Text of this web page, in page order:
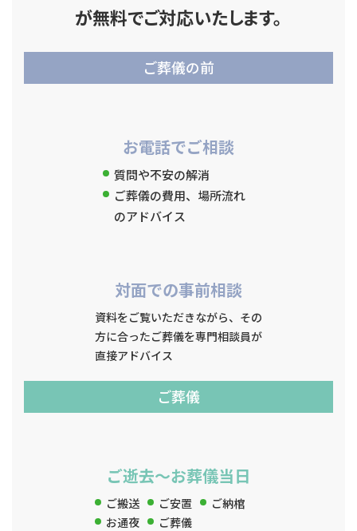
が無料でご対応いたします。
ご葬儀の前
お電話でご相談
質問や不安の解消
ご葬儀の費用、場所流れ
のアドバイス
対面での事前相談
資料をご覧いただきながら、その
方に合ったご葬儀を専門相談員が
直接アドバイス
ご葬儀
ご逝去〜お葬儀当日
ご搬送 ご安置
ご納棺
お通夜
ご葬儀